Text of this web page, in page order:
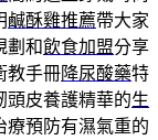
鹹酥雞推薦帶大家
劃和飲食加盟分享
教手冊降尿酸藥特
頭皮養護精華的生
療預防有濕氣重的